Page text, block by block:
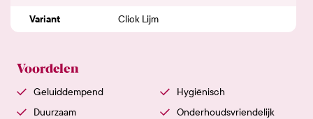
Variant Click Lijm
Voordelen
Geluiddempend
Hygiënisch
Duurzaam
Onderhoudsvriendelijk